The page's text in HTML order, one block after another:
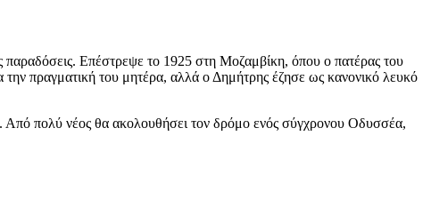
παραδόσεις. Επέστρεψε το 1925 στη Μοζαμβίκη, όπου ο πατέρας του
πραγματική του μητέρα, αλλά ο Δημήτρης έζησε ως κανονικό λευκό
Από πολύ νέος θα ακολουθήσει τον δρόμο ενός σύγχρονου Οδυσσέα,